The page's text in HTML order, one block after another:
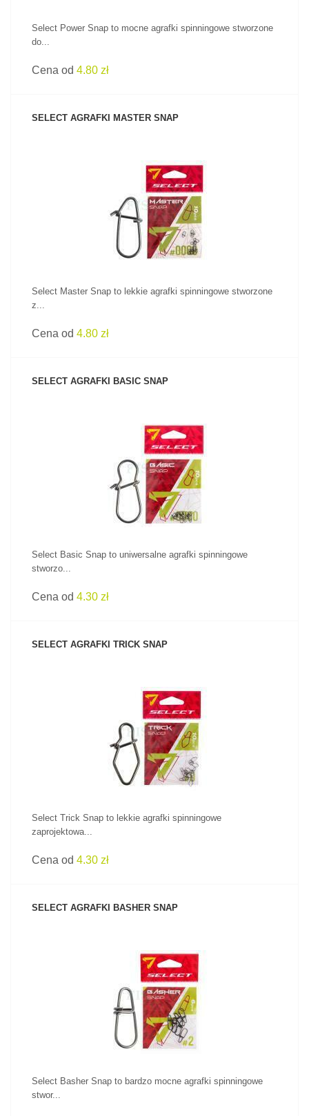
Select Power Snap to mocne agrafki spinningowe stworzone
do...
Cena od 4.80 zł
SELECT AGRAFKI MASTER SNAP
ZOBACZ PRODUKT
Select Master Snap to lekkie agrafki spinningowe stworzone
z...
Cena od 4.80 zł
SELECT AGRAFKI BASIC SNAP
ZOBACZ PRODUKT
Select Basic Snap to uniwersalne agrafki spinningowe
stworzo...
Cena od 4.30 zł
SELECT AGRAFKI TRICK SNAP
ZOBACZ PRODUKT
Select Trick Snap to lekkie agrafki spinningowe
zaprojektowa...
Cena od 4.30 zł
SELECT AGRAFKI BASHER SNAP
ZOBACZ PRODUKT
Select Basher Snap to bardzo mocne agrafki spinningowe
stwor...